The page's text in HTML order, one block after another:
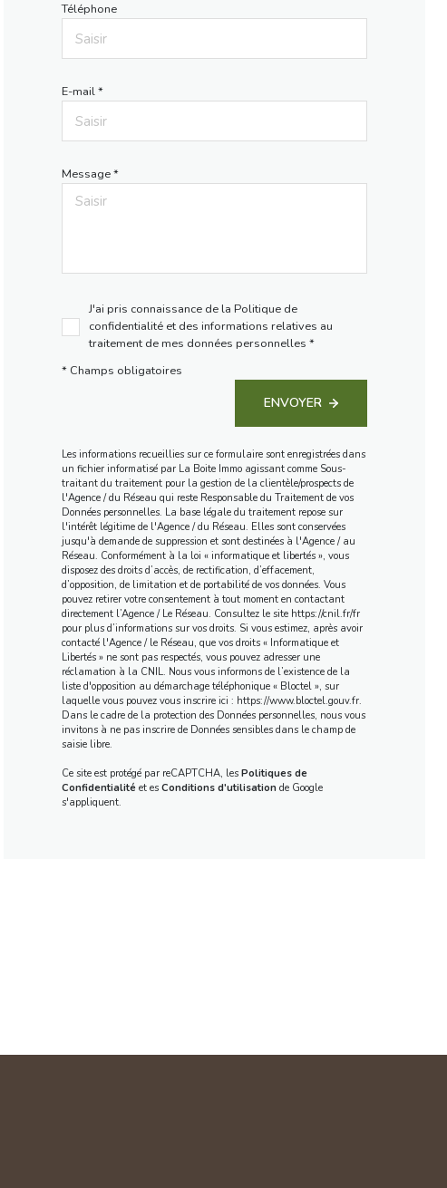
Téléphone
E-mail *
Message *
J'ai pris connaissance de la Politique de
confidentialité et des informations relatives au
traitement de mes données personnelles *
* Champs obligatoires
ENVOYER
Les informations recueillies sur ce formulaire sont enregistrées dans
un fichier informatisé par La Boite Immo agissant comme Sous-
traitant du traitement pour la gestion de la clientèle/prospects de
l'Agence / du Réseau qui reste Responsable du Traitement de vos
Données personnelles. La base légale du traitement repose sur
l'intérêt légitime de l'Agence / du Réseau. Elles sont conservées
jusqu'à demande de suppression et sont destinées à l'Agence / au
Réseau. Conformément à la loi « informatique et libertés », vous
disposez des droits d’accès, de rectification, d’effacement,
d’opposition, de limitation et de portabilité de vos données. Vous
pouvez retirer votre consentement à tout moment en contactant
directement l’Agence / Le Réseau. Consultez le site https://cnil.fr/fr
pour plus d’informations sur vos droits. Si vous estimez, après avoir
contacté l'Agence / le Réseau, que vos droits « Informatique et
Libertés » ne sont pas respectés, vous pouvez adresser une
réclamation à la CNIL. Nous vous informons de l’existence de la
liste d'opposition au démarchage téléphonique « Bloctel », sur
laquelle vous pouvez vous inscrire ici : https://www.bloctel.gouv.fr.
Dans le cadre de la protection des Données personnelles, nous vous
invitons à ne pas inscrire de Données sensibles dans le champ de
saisie libre.
Ce site est protégé par reCAPTCHA, les Politiques de
Confidentialitéet es Conditions d'utilisationde Google
s'appliquent.